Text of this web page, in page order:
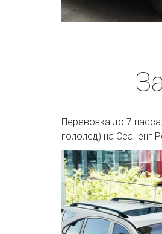
Перевозка до 7
гололед) на Ссаненг